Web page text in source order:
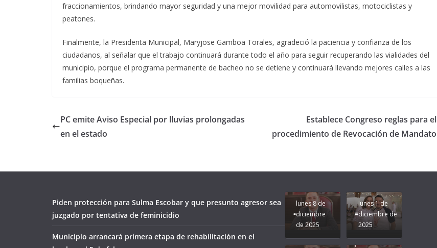
fraccionamientos, brindando mayor seguridad y una mejor movilidad para automovilistas, motociclistas y
peatones.
Finalmente, la Presidenta Municipal, Maryjose Gamboa Torales, agradeció la paciencia y confianza de los
ciudadanos, al señalar que el trabajo continuará durante todo el año para seguir recuperando las vialidades del
municipio, porque el programa permanente de bacheo no se detiene y continuará llevando mejores calles a las
familias boqueñas.
PC emite Aviso Especial por lluvias prolongadas
en el estado
Establece Congreso reglas para el
procedimiento de Revocación de Mandato
Piden protección para Sulma Escobar y que presunto agresor sea
juzgado por tentativa de feminicidio
Municipio arrancará primera etapa de rehabilitación en el
Unamos
lunes 8 de
diciembre
de 2025
lunes 1 de
diciembre de
2025
Apoyo y
Seguimos la
Ruta que
Marca
Nuestra
Rocío Nahle.
Pongamos
de moda;
San
Andrés
Tuxtla
presente.